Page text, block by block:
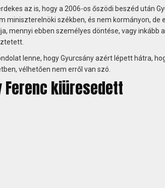
az is, hogy a 2006-os őszödi beszéd után
miniszterelnöki székben, és nem kormányon,
mennyi ebben személyes döntése, vagy
lenne, hogy Gyurcsány azért lépett hátra,
vélhetően nem erről van szó.
Ferenc kiüresedett